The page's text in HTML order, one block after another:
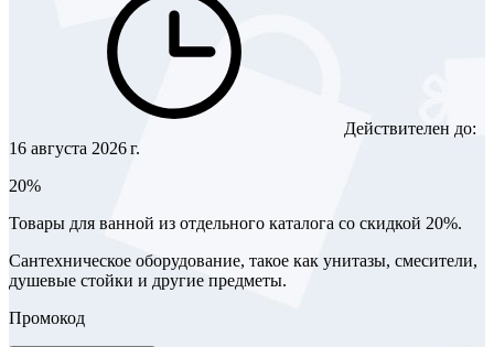
Действителен до:
16 августа 2026 г.
20%
Товары для ванной из отдельного каталога со скидкой 20%.
Сантехническое оборудование, такое как унитазы, смесители,
душевые стойки и другие предметы.
Промокод